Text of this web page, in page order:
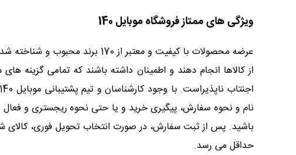
ویژگی های ممتاز فروشگاه موبایل 140
عرضه محصولات با کیفیت و
از کالاها انجام دهند و اطمینان داشته باشند که تمامی گزینه
نام و نحوه سفارش، پیگیری خرید و یا حتی نحوه ریجستری و فعال
باشید. پس از ثبت سفارش، در صورت انتخاب تحویل فوری، کالای
حداقل می رسد.